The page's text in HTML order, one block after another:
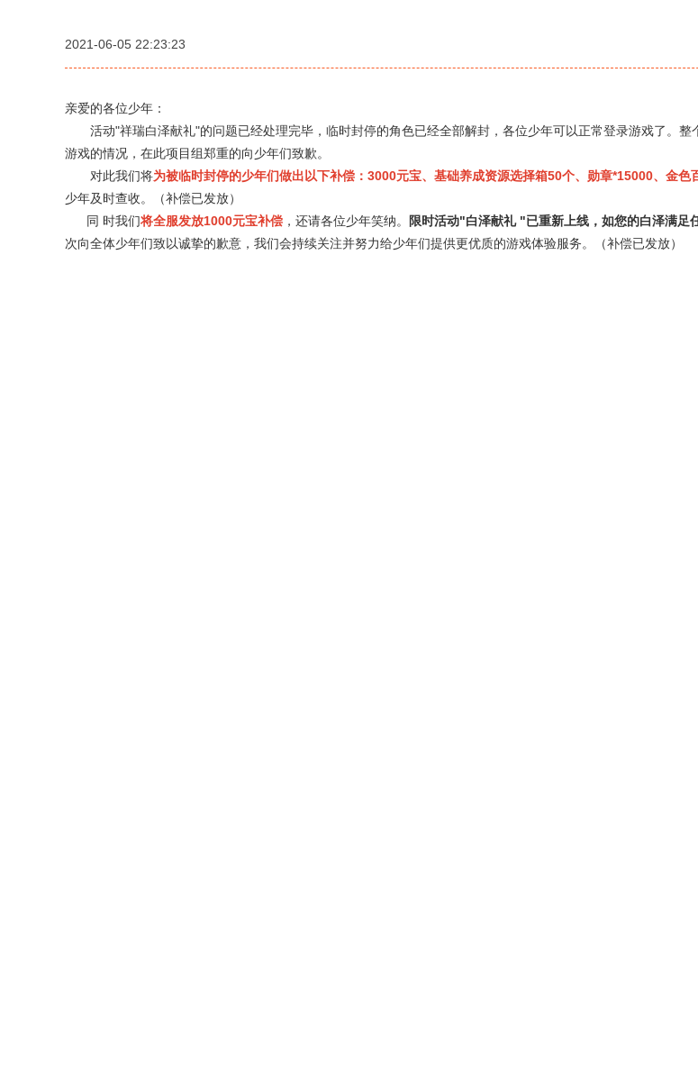
2021-06-05 22:23:23
亲爱的各位少年：
活动"祥瑞白泽献礼"的问题已经处理完毕，临时封停的角色已经全部解封，各位少年可以正常登录游戏了。整
游戏的情况，在此项目组郑重的向少年们致歉。
对此我们将为被临时封停的少年们做出以下补偿：3000元宝、基础养成资源选择箱50个、勋章*15000、金
少年及时查收。（补偿已发放）
同 时我们将全服发放1000元宝补偿 ，还请各位少年笑纳。 限时活动"白泽献礼 "已重新上线，如您的白泽满足
次向全体少年们致以诚挚的歉意，我们会持续关注并努力给少年们提供更优质的游戏体验服务。（补偿已发放）